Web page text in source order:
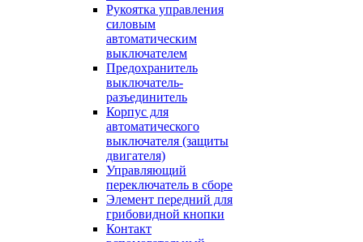
Рукоятка управления
силовым
автоматическим
выключателем
Предохранитель
выключатель-
разъединитель
Корпус для
автоматического
выключателя (защиты
двигателя)
Управляющий
переключатель в сборе
Элемент передний для
грибовидной кнопки
Контакт